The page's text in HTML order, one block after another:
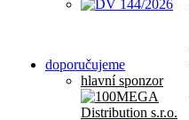
doporučujeme
hlavní sponzor